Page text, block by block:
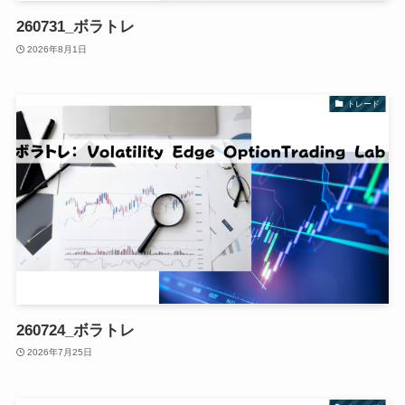
260731_ボラトレ
2026年8月1日
トレード
260724_ボラトレ
2026年7月25日